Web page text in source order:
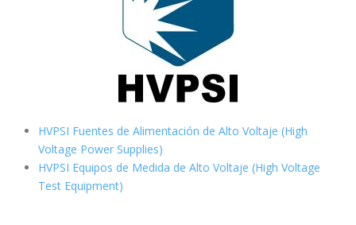
HVPSI Fuentes de Alimentación de Alto Voltaje (High
Voltage Power Supplies)
HVPSI Equipos de Medida de Alto Voltaje (High Voltage
Test Equipment)